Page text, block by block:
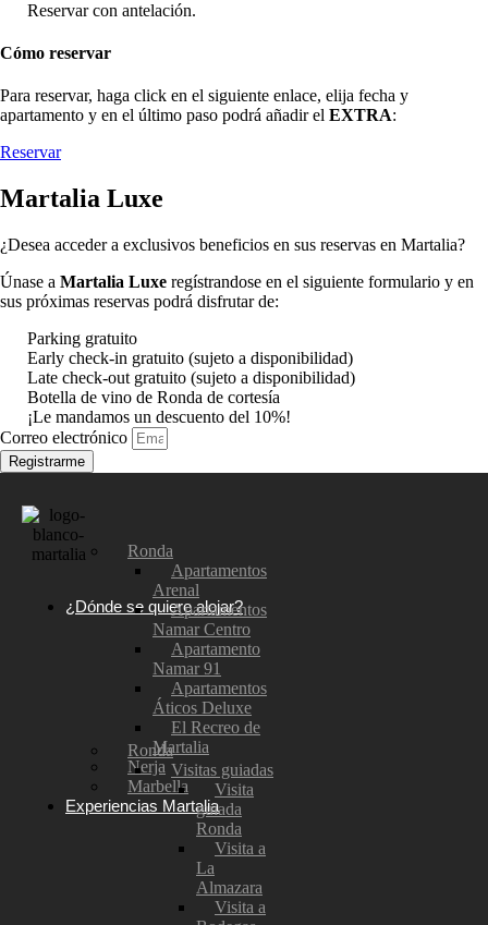
Reservar con antelación.
Cómo reservar
Para reservar, haga click en el siguiente enlace, elija fecha y
apartamento y en el último paso podrá añadir el EXTRA:
Reservar
Martalia Luxe
¿Desea acceder a exclusivos beneficios en sus reservas en Martalia?
Únase a Martalia Luxe regístrandose en el siguiente formulario y en
sus próximas reservas podrá disfrutar de:
Parking gratuito
Early check-in gratuito (sujeto a disponibilidad)
Late check-out gratuito (sujeto a disponibilidad)
Botella de vino de Ronda de cortesía
¡Le mandamos un descuento del 10%!
Correo electrónico
Registrarme
¿Dónde se quiere alojar?
Ronda
Apartamentos
Arenal
Apartamentos
Namar Centro
Apartamento
Namar 91
Apartamentos
Áticos Deluxe
El Recreo de
Martalia
Nerja
Marbella
Experiencias Martalia
Ronda
Visitas guiadas
Visita
guiada
Ronda
Visita a
La
Almazara
Visita a